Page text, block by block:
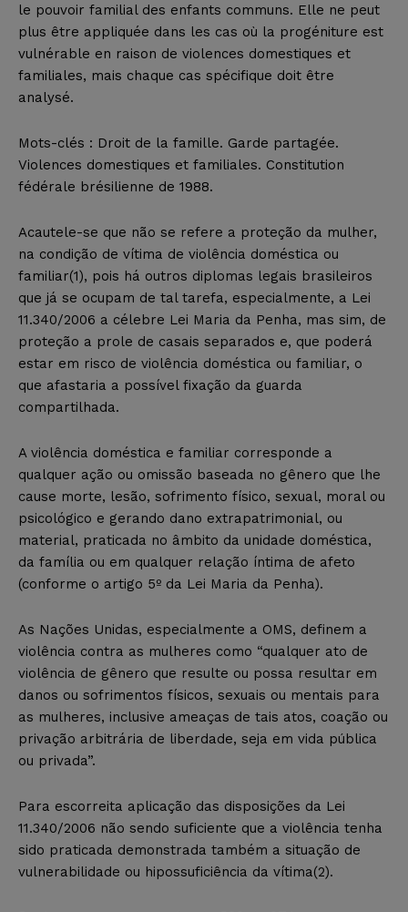
le pouvoir familial des enfants communs. Elle ne peut
plus être appliquée dans les cas où la progéniture est
vulnérable en raison de violences domestiques et
familiales, mais chaque cas spécifique doit être
analysé.
Mots-clés : Droit de la famille. Garde partagée.
Violences domestiques et familiales. Constitution
fédérale brésilienne de 1988.
Acautele-se que não se refere a proteção da mulher,
na condição de vítima de violência doméstica ou
familiar(1), pois há outros diplomas legais brasileiros
que já se ocupam de tal tarefa, especialmente, a Lei
11.340/2006 a célebre Lei Maria da Penha, mas sim, de
proteção a prole de casais separados e, que poderá
estar em risco de violência doméstica ou familiar, o
que afastaria a possível fixação da guarda
compartilhada.
A violência doméstica e familiar corresponde a
qualquer ação ou omissão baseada no gênero que lhe
cause morte, lesão, sofrimento físico, sexual, moral ou
psicológico e gerando dano extrapatrimonial, ou
material, praticada no âmbito da unidade doméstica,
da família ou em qualquer relação íntima de afeto
(conforme o artigo 5º da Lei Maria da Penha).
As Nações Unidas, especialmente a OMS, definem a
violência contra as mulheres como “qualquer ato de
violência de gênero que resulte ou possa resultar em
danos ou sofrimentos físicos, sexuais ou mentais para
as mulheres, inclusive ameaças de tais atos, coação ou
privação arbitrária de liberdade, seja em vida pública
ou privada”.
Para escorreita aplicação das disposições da Lei
11.340/2006 não sendo suficiente que a violência tenha
sido praticada demonstrada também a situação de
vulnerabilidade ou hipossuficiência da vítima(2).